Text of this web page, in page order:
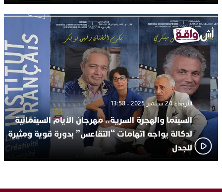
الأربعاء 24 سبتمبر 2025 - 13:58
السينما والهجرة السرية.. مهرجان الأيام السينمائية
لدكالة يواجه اتهامات “التقاعس” بدورة قوية ومثيرة
للجدل